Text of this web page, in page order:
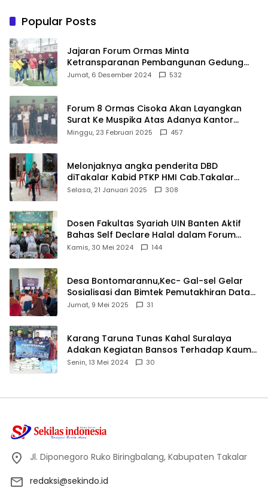
Popular Posts
Jajaran Forum Ormas Minta
Ketransparanan Pembangunan Gedung
Damkar Di Kecamatan Cisoka
Jumat, 6 Desember 2024 532
Forum 8 Ormas Cisoka Akan Layangkan
Surat Ke Muspika Atas Adanya Kantor
Matel di Cisoka
Minggu, 23 Februari 2025 457
Melonjaknya angka penderita DBD
diTakalar Kabid PTKP HMI Cab.Takalar
angkat bicara
Selasa, 21 Januari 2025 308
Dosen Fakultas Syariah UIN Banten Aktif
Bahas Self Declare Halal dalam Forum
Ijtima Ulama MUI
Kamis, 30 Mei 2024 144
Desa Bontomarannu,Kec- Gal-sel Gelar
Sosialisasi dan Bimtek Pemutakhiran Data
ID
Jumat, 9 Mei 2025 31
Karang Taruna Tunas Kahal Suralaya
Adakan Kegiatan Bansos Terhadap Kaum
Dhuafa dan Anak Yatim-Piatu
Senin, 13 Mei 2024 30
Jl. Diponegoro Ruko Biringbalang, Kabupaten Takalar
redaksi@sekindo.id